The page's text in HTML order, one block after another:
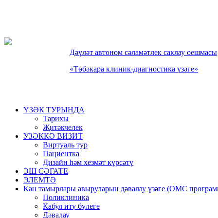
Дəүлəт автоном сəламəтлек саклау оешмасы
«Төбəкара клиник-диагностика үзəге»
ҮЗƏК ТУРЫНДА
Тарихы
Җитәкчелек
УЗӘККӘ ВИЗИТ
Виртуаль тур
Пациентка
Дизайн һәм хезмәт күрсәтү
ЭШ СƏГАТЕ
ЭЛЕМТƏ
Кан тамырлары авыруларын дəвалау үзəге (ОМС
Поликлиника
Кабул итү бүлеге
Дәвалау